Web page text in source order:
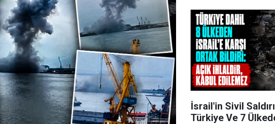
İsrail'in Sivil
Türkiye Ve 7